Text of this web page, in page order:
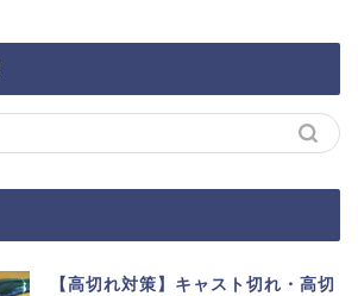
【高切れ対策】キャスト切れ・高切